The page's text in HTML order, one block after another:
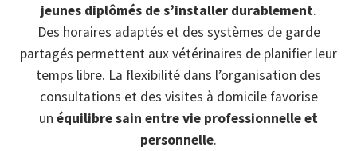
jeunes diplômés de s’installer durablement.
Des horaires adaptés et des systèmes de garde
partagés permettent aux vétérinaires de planifier leur
temps libre. La flexibilité dans l’organisation des
consultations et des visites à domicile favorise
un équilibre sain entre vie professionnelle et
personnelle.